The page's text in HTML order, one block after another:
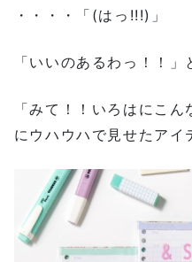
・・・・「(はっ!!!)」
「いいのあるわっ！！」
「みて！！いろはにこ
にウハウハで見せたアイ